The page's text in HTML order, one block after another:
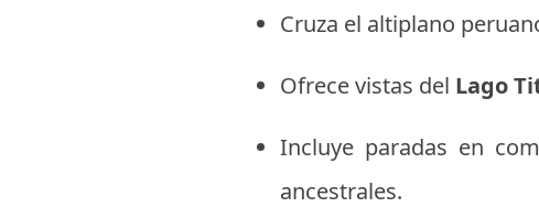
Cruza el altiplano
Ofrece vistas del Lago
Incluye paradas en
ancestrales.